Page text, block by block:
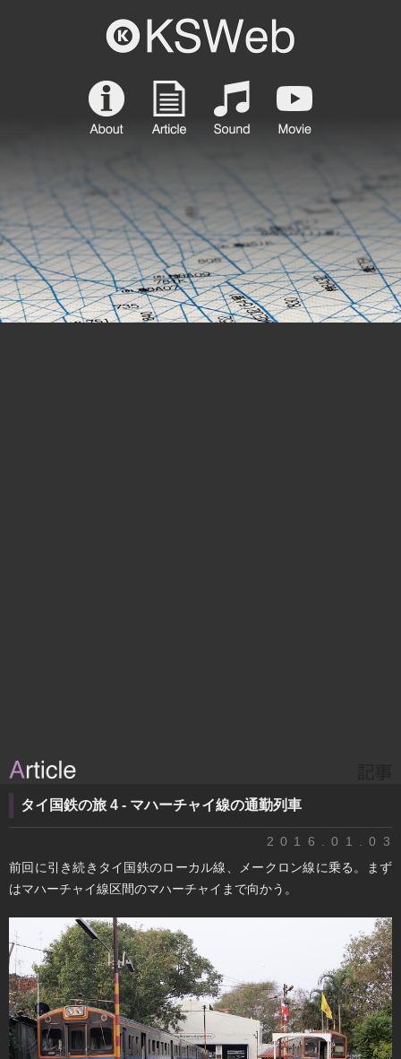
タイ国鉄の旅 4 - マハーチャイ線の通勤列車
2016.01.03
前回に引き続きタイ国鉄のローカル線、メークロン線に乗る。まず
はマハーチャイ線区間のマハーチャイまで向かう。